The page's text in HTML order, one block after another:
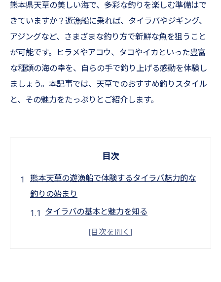
熊本県天草の美しい海で、多彩な釣りを楽しむ準備はで
きていますか？遊漁船に乗れば、タイラバやジギング、
アジングなど、さまざまな釣り方で新鮮な魚を狙うこと
が可能です。ヒラメやアコウ、タコやイカといった豊富
な種類の海の幸を、自らの手で釣り上げる感動を体験し
ましょう。本記事では、天草でのおすすめ釣りスタイル
と、その魅力をたっぷりとご紹介します。
目次
熊本天草の遊漁船で体験するタイラバ魅力的な
釣りの始まり
タイラバの基本と魅力を知る
天草でのタイラバ体験準備
釣り初心者でも楽しめるタイラバのコツ